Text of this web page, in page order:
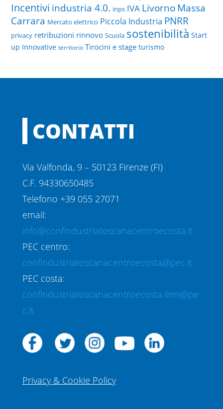
Incentivi industria 4.0. inps IVA Livorno Massa
Carrara Mercato elettrico Piccola Industria PNRR
privacy retribuzioni rinnovo Scuola sostenibilità Start
up Innovative territorio Tirocini e stage turismo
CONTATTI
Via Valfonda, 9 – 50123 Firenze (FI)
C.F. 94330650485
Telefono +39 055 27071
email:
info@confindustriatoscanacentroecosta.it
PEC centro:
confindustriatoscanacentroecosta@pec.it
PEC costa:
confindustriatoscanacentroecosta.lims@pe
c.it
Privacy & Cookie Policy